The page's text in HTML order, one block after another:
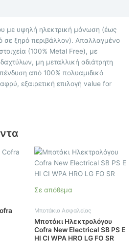
με υψηλή ηλεκτρική μόνωση (έως
σε ξηρό περιβάλλον). Απαλλαγμένο
(100% Metal Free), με
μη μεταλλική αδιάτρητη
από 100% πολυαμιδικό
εξαιρετική επιλογή value for
Σε απόθεμα
Μποτάκια Ασφαλείας
Μποτάκι Ηλεκτρολόγου
Cofra New Electrical SB PS E
HI CI WPA HRO LG FO SR
Αυτό
το
προϊόν
πολλαπλές
επιλογές
μπορούν